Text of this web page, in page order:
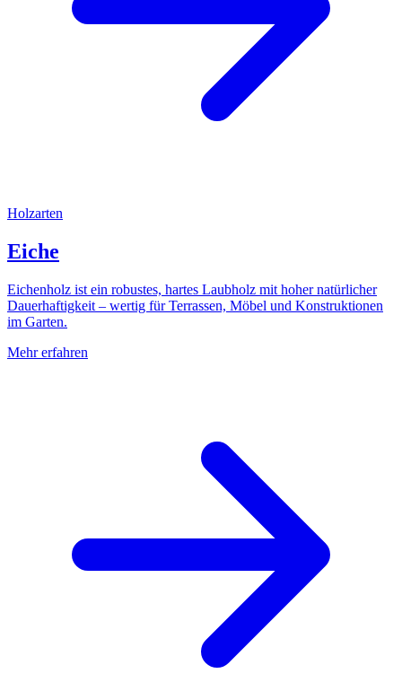
Holzarten
Eiche
Eichenholz ist ein robustes, hartes Laubholz mit hoher natürlicher
Dauerhaftigkeit – wertig für Terrassen, Möbel und Konstruktionen
im Garten.
Mehr erfahren